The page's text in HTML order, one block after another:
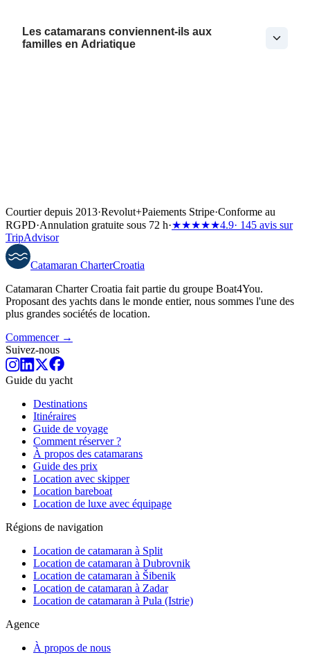
Les catamarans conviennent-ils aux
familles en Adriatique
Courtier depuis 2013·Revolut+Paiements Stripe·Conforme au
RGPD·Annulation gratuite sous 72 h·★★★★★4.9· 145 avis sur
TripAdvisor
Catamaran CharterCroatia
Catamaran Charter Croatia fait partie du groupe Boat4You.
Proposant des yachts dans le monde entier, nous sommes l'une des
plus grandes sociétés de location.
Commencer →
Suivez-nous
Guide du yacht
Destinations
Itinéraires
Guide de voyage
Comment réserver ?
À propos des catamarans
Guide des prix
Location avec skipper
Location bareboat
Location de luxe avec équipage
Régions de navigation
Location de catamaran à Split
Location de catamaran à Dubrovnik
Location de catamaran à Šibenik
Location de catamaran à Zadar
Location de catamaran à Pula (Istrie)
Agence
À propos de nous